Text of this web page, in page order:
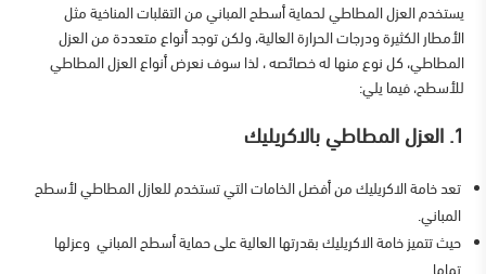
يستخدم العزل المطاطي لحماية أسطح المباني من التقلبات المناخية مثل
الأمطار الكثيرة ودرجات الحرارة العالية، ولكن توجد أنواع متعددة من العزل
المطاطي، كل نوع منها له خصائصه ، لذا سوف نعرضأنواع العزل المطاطي
للأسطح،فيما يلي:
1. العزل المطاطي بالاكريليك
تعد خامة الاكريليك من أفضل الخامات التي تستخدم للعازل المطاطي لأسطح
المباني.
حيث تتميز خامة الاكريليك بقدرتها العالية على حماية أسطح المباني وعزلها